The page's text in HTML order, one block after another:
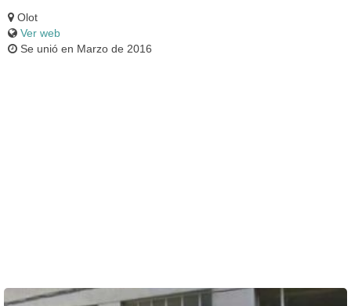
Olot
Ver web
Se unió en Marzo de 2016